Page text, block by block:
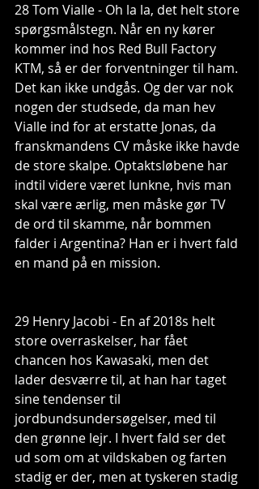
28 Tom Vialle - Oh la la, det helt store
spørgsmålstegn. Når en ny kører
kommer ind hos Red Bull Factory
KTM, så er der forventninger til ham.
Det kan ikke undgås. Og der var nok
nogen der studsede, da man hev
Vialle ind for at erstatte Jonas, da
franskmandens CV måske ikke havde
de store skalpe. Optaktsløbene har
indtil videre været lunkne, hvis man
skal være ærlig, men måske gør TV
de ord til skamme, når bommen
falder i Argentina? Han er i hvert fald
en mand på en mission.
29 Henry Jacobi - En af 2018s helt
store overraskelser, har fået
chancen hos Kawasaki, men det
lader desværre til, at han har taget
sine tendenser til
jordbundsundersøgelser, med til
den grønne lejr. I hvert fald ser det
ud som om at vildskaben og farten
stadig er der, men at tyskeren stadig